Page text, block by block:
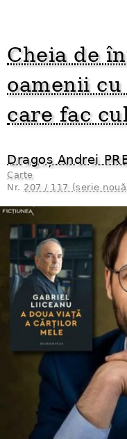
Cheia de
oamenii
care fac
Dragoș Andrei
Carte
Nr. 207 / 117 (serie